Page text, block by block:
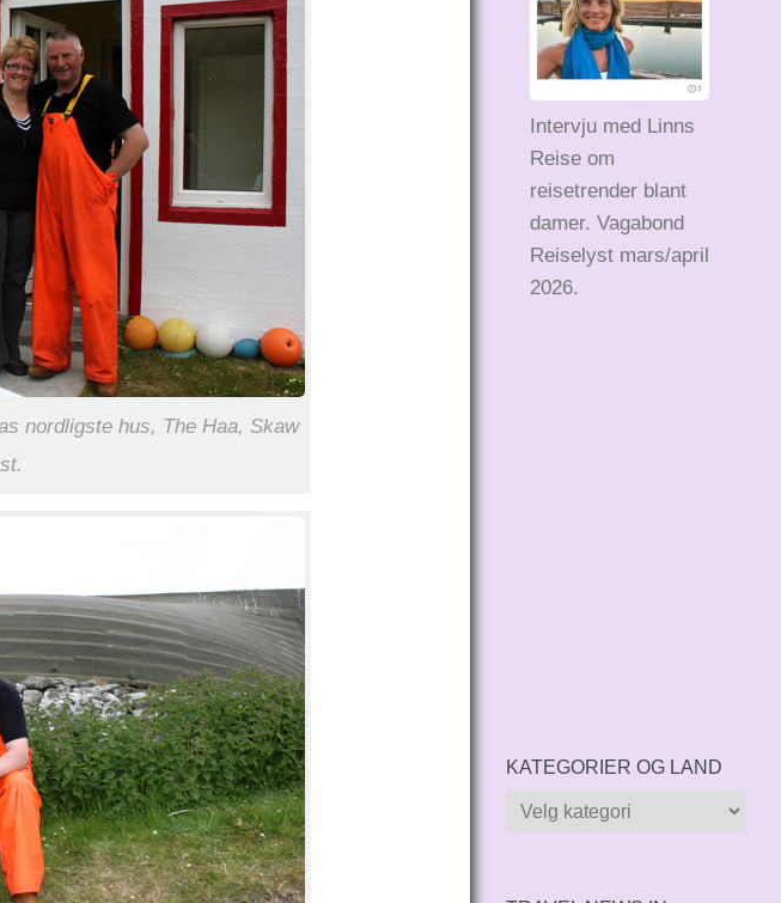
nordligste hus, The Haa, Skaw
Intervju med Linns
Reise om
reisetrender blant
damer. Vagabond
Reiselyst mars/april
2026.
KATEGORIER OG LAND
Kategorier